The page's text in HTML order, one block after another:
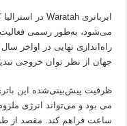
می‌شود، به‌طور رسمی فعالیت
راه‌اندازی نهایی در اواخر
جهان از نظر توان خروجی
ظرفیت پیش‌بینی‌شده این
می بود و می‌تواند انرژی
ساعت فراهم کند. مقصد از